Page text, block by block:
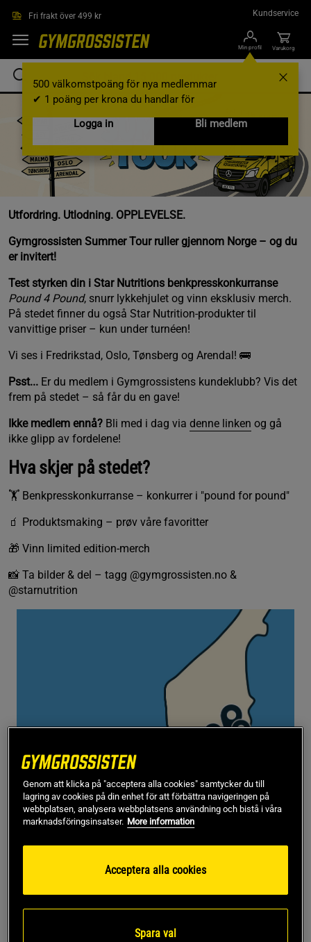
Fri frakt över 499 kr Kundservice
Min profil
500 välkomstpoäng för nya medlemmar
✔ 1 poäng per krona du handlar för
Logga in
Bli medlem
Varukorg
Utfordring. Utlodning. OPPLEVELSE.
Gymgrossisten Summer Tour ruller gjennom Norge – og du
er invitert!
Test styrken din i Star Nutritions benkpresskonkurranse
Pound 4 Pound, snurr lykkehjulet og vinn eksklusiv merch.
På stedet finner du også Star Nutrition-produkter til
vanvittige priser – kun under turnéen!
Vi ses i Fredrikstad, Oslo, Tønsberg og Arendal! 🚌
Psst... Er du medlem i Gymgrossistens kundeklubb? Vis det
frem på stedet – så får du en gave!
I kke medlem ennå? Bli med i dag via denne linken og gå
ikke glipp av fordelene!
Hva skjer på stedet?
🏋️ Benkpresskonkurranse – konkurrer i "pound for pound"
🧃 Produktsmaking – prøv våre favoritter
🎁 Vinn limited edition-merch
📸 Ta bilder & del – tagg @gymgrossisten.no &
@starnutrition
Turnéplan – Her finner du oss
📍 Tønsberg – 27/7
Genom att klicka på "acceptera alla cookies" samtycker du till
lagring av cookies på din enhet för att förbättra navigeringen på
webbplatsen, analysera webbplatsens användning och bistå i våra
marknadsföringsinsatser. More information
Acceptera alla cookies
Spara val